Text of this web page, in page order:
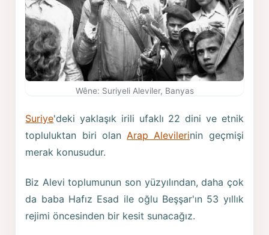
Wêne: Suriyeli Aleviler, Banyas
Suriye'deki yaklaşık irili ufaklı 22 dini ve etnik
topluluktan biri olan Arap Alevilerinin geçmişi
merak konusudur.
Biz Alevi toplumunun son yüzyılından, daha çok
da baba Hafız Esad ile oğlu Beşşar'ın 53 yıllık
rejimi öncesinden bir kesit sunacağız.